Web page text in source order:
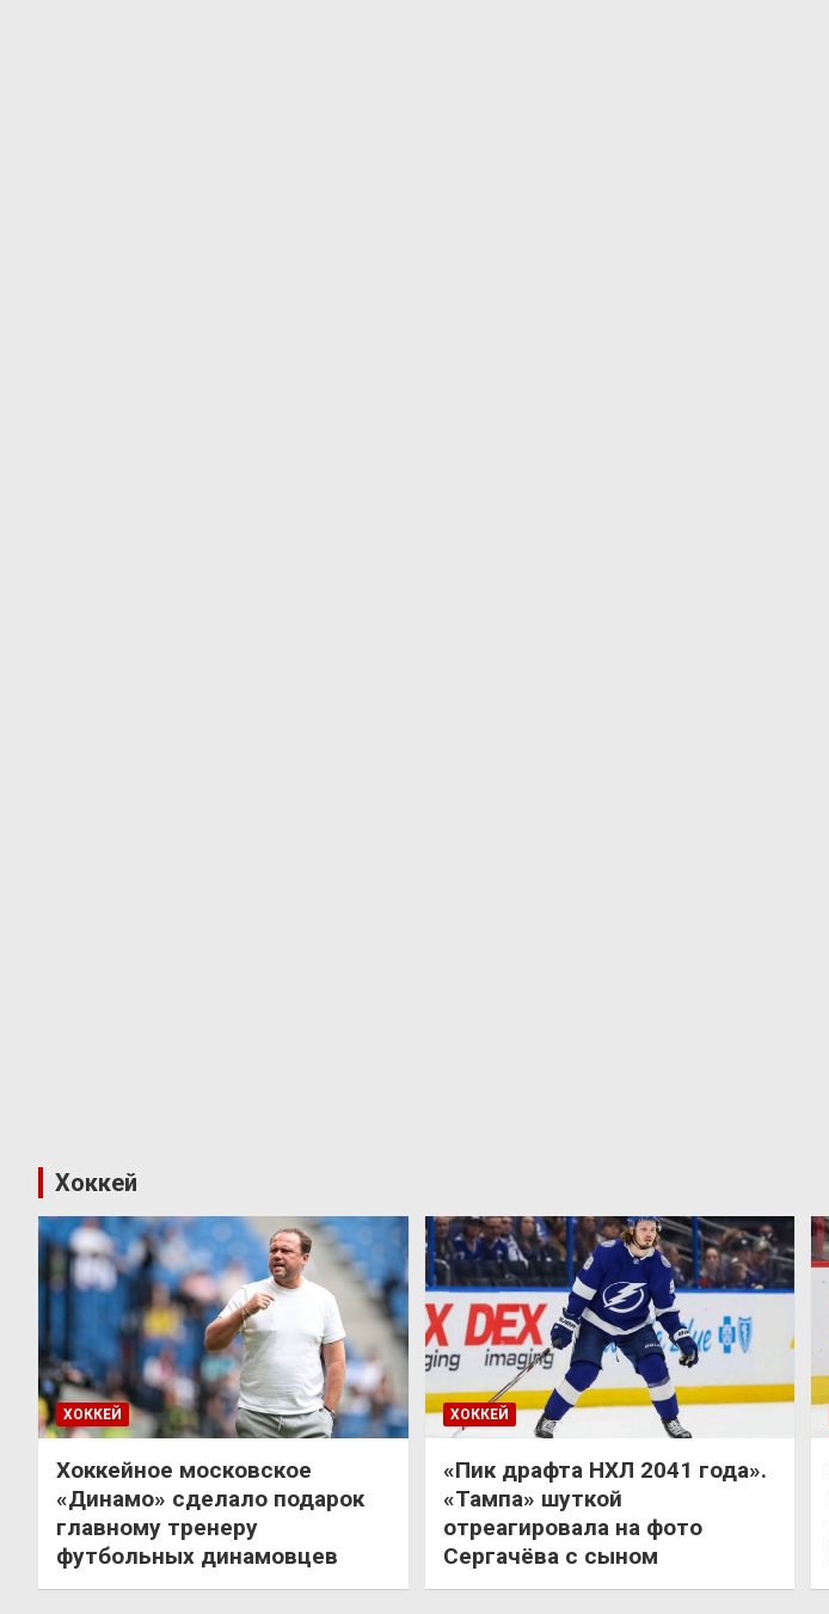
Хоккей
ХОККЕЙ
Хоккейное московское
«Динамо» сделало подарок
главному тренеру
футбольных динамовцев
ХОККЕЙ
«Пик драфта НХЛ 2041 года».
«Тампа» шуткой
отреагировала на фото
Сергачёва с сыном